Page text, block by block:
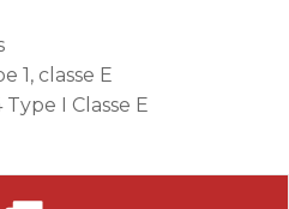
1, classe E
I Classe E